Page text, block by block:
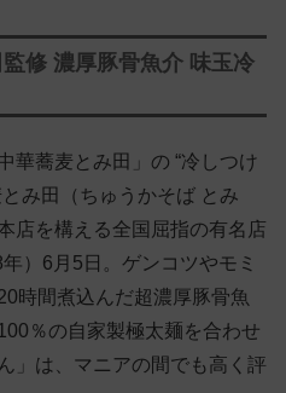
修 濃厚豚骨魚介 味玉冷
華蕎麦とみ田」の “冷しつけ
み田（ちゅうかそば とみ
店を構える全国屈指の有名店
）6月5日。ゲンコツやモミ
時間煮込んだ超濃厚豚骨魚
％の自家製極太麺を合わせ
」は、マニアの間でも高く評